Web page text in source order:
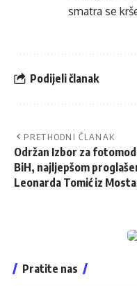
smatra se
Podijeli članak
PRETHODNI ČLANAK
Održan Izbor za
BiH, najljepšom
Leonarda Tomić iz
Pratite nas